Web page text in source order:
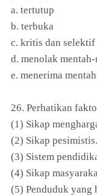
a. tertutup
b. terbuka
c. kritis dan selektif
d. menolak mentah-
e. menerima
26. Perhatikan
(1) Sikap
(2) Sikap pesimistis.
(3) Sistem
(4) Sikap
(5) Penduduk yang